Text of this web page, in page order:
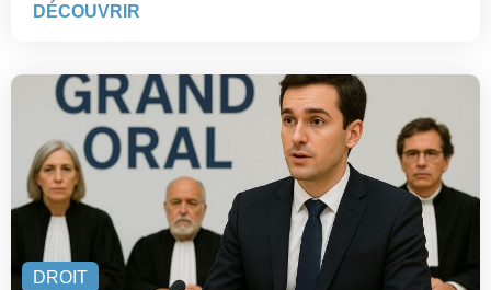
DÉCOUVRIR
DROIT